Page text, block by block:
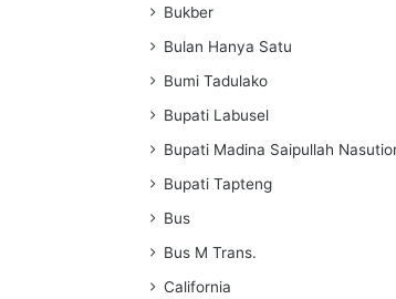
Bukber
Bulan Hanya Satu
Bumi Tadulako
Bupati Labusel
Bupati Madina Saipullah
Bupati Tapteng
Bus
Bus M Trans.
California